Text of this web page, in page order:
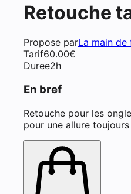
Retouche
Propose parLa main de
Tarif60.00€
Duree2h
En bref
Retouche pour les
pour une allure